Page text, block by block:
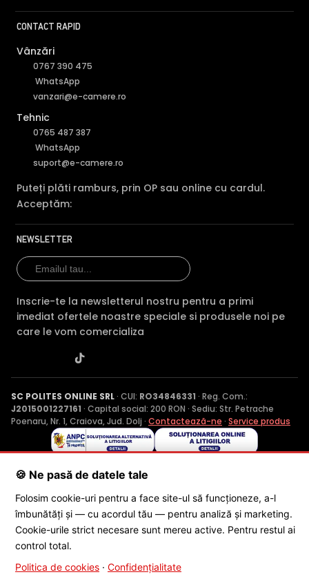
CONTACT RAPID
Vânzări
0767 390 475
WhatsApp
vanzari@e-camere.ro
Tehnic
0765 487 387
WhatsApp
suport@e-camere.ro
Puteți plăti ramburs, prin OP sau online cu cardul.
Acceptăm:
NEWSLETTER
Inscrie-te la newsletterul nostru pentru a primi
imediat ofertele noastre speciale si produsele noi pe
care le vom comercializa
SC POLITES ONLINE SRL· CUI: RO34846331 · Reg. Com.:
J2015001227161 · Capital social: 200 RON · Sediu: Str. Petrache
Poenaru, Nr. 1, Craiova, Jud. Dolj · Contactează-ne · Service produs
© 2026 SC POLITES ONLINE SRL
🍪 Ne pasă de datele tale
Folosim cookie-uri pentru a face site-ul să funcționeze, a-l
îmbunătăți și — cu acordul tău — pentru analiză și marketing.
Cookie-urile strict necesare sunt mereu active. Pentru restul ai
control total.
Politica de cookies · Confidențialitate